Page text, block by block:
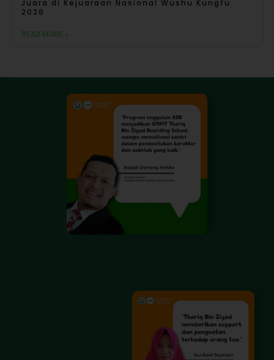
Juara di Kejuaraan Nasional Wushu Kungfu
2026
READ MORE »